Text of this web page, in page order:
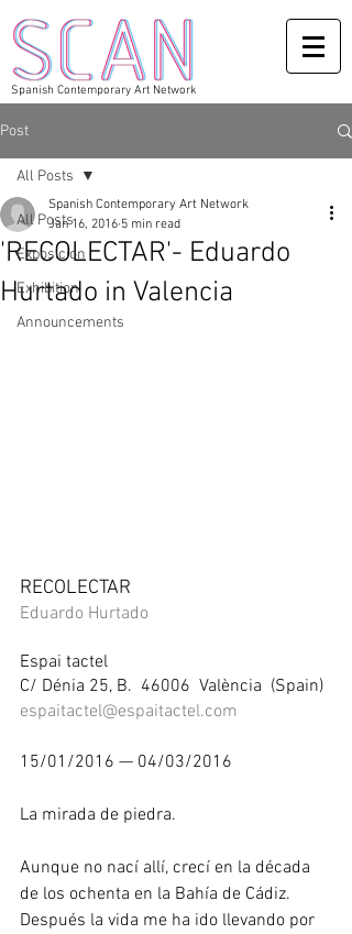
Spanish Contemporary Art Network
Post
All Posts
Exposicion
Exhibition
Announcements
All Posts
'RECOLECTAR'- Eduardo
Hurtado in Valencia
Spanish Contemporary Art Network
Jan 16, 2016 5 min read
RECOLECTAR
Eduardo Hurtado
Espai tactel
C/ Dénia 25, B.  46006  València  (Spain)
espaitactel@espaitactel.com
15/01/2016 — 04/03/2016
La mirada de piedra.
Aunque no nací allí, crecí en la década
de los ochenta en la Bahía de Cádiz.
Después la vida me ha ido llevando por